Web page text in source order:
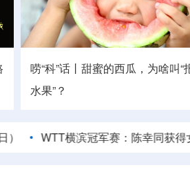
唠“科”话丨甜蜜的西瓜，为啥叫“
水果”？
横滨冠军赛：陈幸同获得女单亚军